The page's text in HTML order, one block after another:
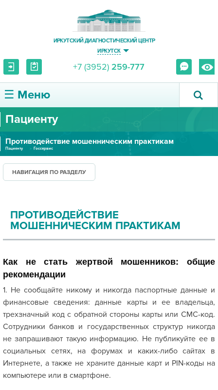
ИРКУТСКИЙ ДИАГНОСТИЧЕСКИЙ ЦЕНТР
ИРКУТСК
+7 (3952) 259-777
☰ Меню
О ЦЕНТРЕ
УСЛУГИ И ЦЕНЫ
ПАЦИЕНТУ
ПРАВОВАЯ ИНФОРМАЦИЯ
Пациенту
Противодействие мошенническим практикам
Пациенту Госсервис
НАВИГАЦИЯ ПО РАЗДЕЛУ
ПРОТИВОДЕЙСТВИЕ
МОШЕННИЧЕСКИМ ПРАКТИКАМ
Как не стать жертвой мошенников: общие
рекомендации
1. Не сообщайте никому и никогда паспортные данные и
финансовые сведения: данные карты и ее владельца,
трехзначный код с обратной стороны карты или СМС-код.
Сотрудники банков и государственных структур никогда
не запрашивают такую информацию. Не публикуйте ее в
социальных сетях, на форумах и каких-либо сайтах в
Интернете, а также не храните данные карт и PIN-коды на
компьютере или в смартфоне.